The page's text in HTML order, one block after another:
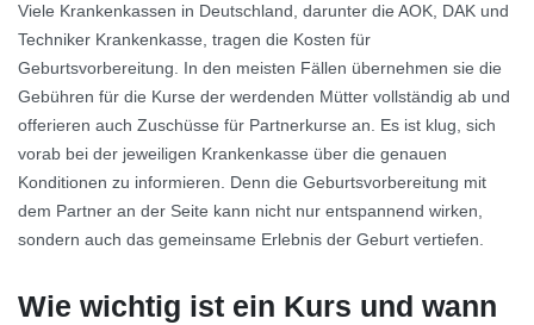
Viele Krankenkassen in Deutschland, darunter die AOK, DAK und
Techniker Krankenkasse, tragen die Kosten für
Geburtsvorbereitung. In den meisten Fällen übernehmen sie die
Gebühren für die Kurse der werdenden Mütter vollständig ab und
offerieren auch Zuschüsse für Partnerkurse an. Es ist klug, sich
vorab bei der jeweiligen Krankenkasse über die genauen
Konditionen zu informieren. Denn die Geburtsvorbereitung mit
dem Partner an der Seite kann nicht nur entspannend wirken,
sondern auch das gemeinsame Erlebnis der Geburt vertiefen.
Wie wichtig ist ein Kurs und wann